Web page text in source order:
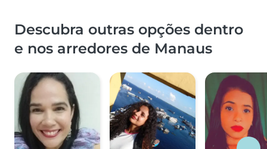
Descubra outras opções dentro
e nos arredores de Manaus